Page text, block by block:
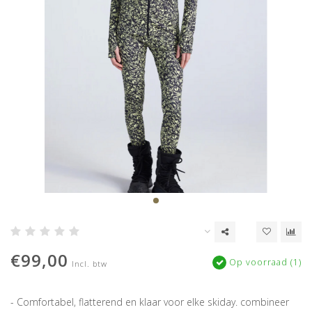
€99,00 Incl. btw Op voorraad (1)
- Comfortabel, flatterend en klaar voor elke skiday. combineer